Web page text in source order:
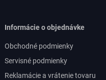
Informácie o objednávke
Obchodné podmienky
Servisné podmienky
Reklamácie a vrátenie tovaru